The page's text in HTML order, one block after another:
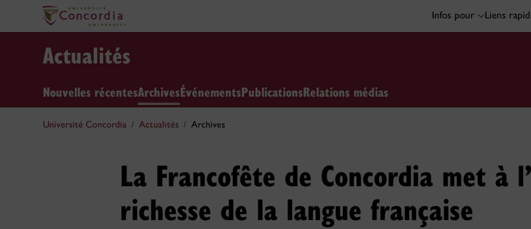
Infos pour Liens
Actualités
Nouvelles récentesArchivesÉvénementsPublicationsRelations médias
Université Concordia Actualités Archives
La Francofête de Concordia met à
richesse de la langue française